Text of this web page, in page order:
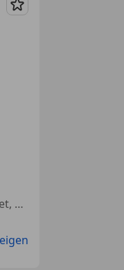
Merken
Spurhalteassistent, Elektrische Seitenspiegel, Sitzheizung, Sprachsteuerung, Klimaautomatik, Winterpaket, Radio, Lederlenkrad